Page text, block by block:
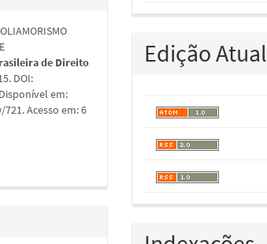
de Direito
DOI:
em:
Acesso em: 6
Edição Atual